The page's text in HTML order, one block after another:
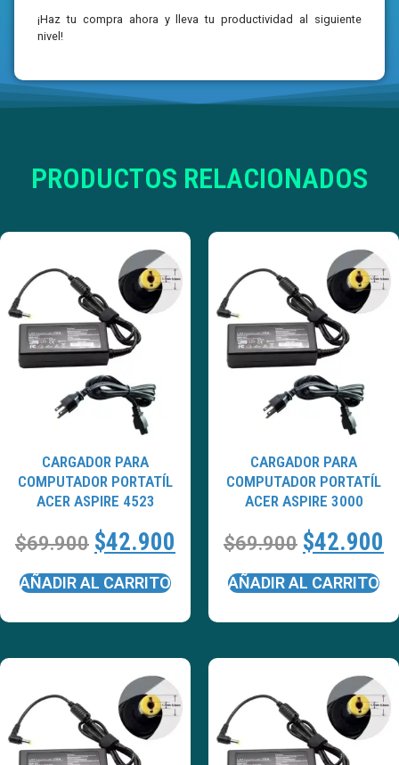
¡Haz tu compra ahora y lleva tu productividad al siguiente
nivel!
PRODUCTOS RELACIONADOS
CARGADOR PARA
COMPUTADOR PORTATÍL
ACER ASPIRE 4523
$69.900 $42.900
AÑADIR AL CARRITO
CARGADOR PARA
COMPUTADOR PORTATÍL
ACER ASPIRE 3000
$69.900 $42.900
AÑADIR AL CARRITO